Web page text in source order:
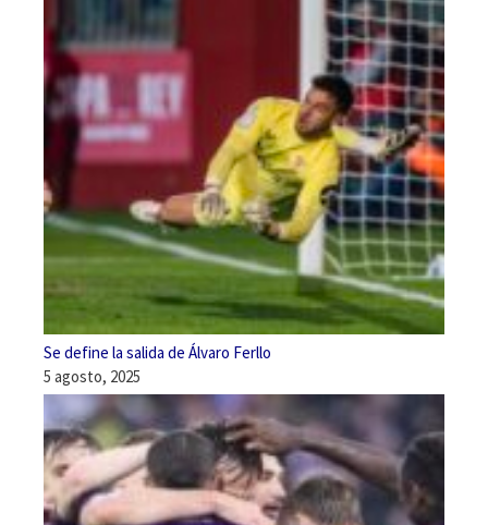
Se define la salida de Álvaro Ferllo
5 agosto, 2025